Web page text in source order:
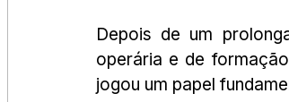
Depois de um
operária e de
jogou um papel